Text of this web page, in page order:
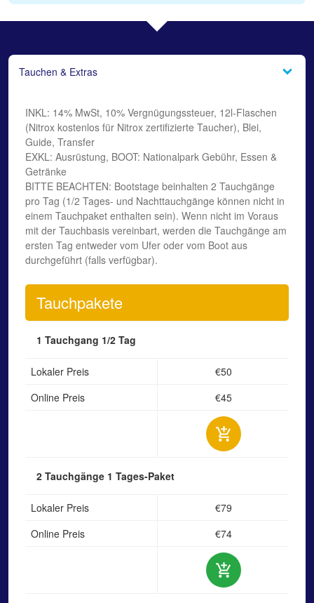
Tauchen & Extras
INKL: 14% MwSt, 10% Vergnügungssteuer, 12l-Flaschen
(Nitrox kostenlos für Nitrox zertifizierte Taucher), Blei,
Guide, Transfer
EXKL: Ausrüstung, BOOT: Nationalpark Gebühr, Essen &
Getränke
BITTE BEACHTEN: Bootstage beinhalten 2 Tauchgänge
pro Tag (1/2 Tages- und Nachttauchgänge können nicht in
einem Tauchpaket enthalten sein). Wenn nicht im Voraus
mit der Tauchbasis vereinbart, werden die Tauchgänge am
ersten Tag entweder vom Ufer oder vom Boot aus
durchgeführt (falls verfügbar).
Tauchpakete
1 Tauchgang 1/2 Tag
Lokaler Preis
€50
Online Preis
€45
2 Tauchgänge 1 Tages-Paket
Lokaler Preis
€79
Online Preis
€74